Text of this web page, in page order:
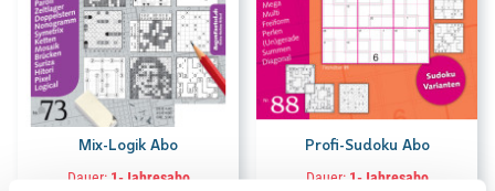
Mix-Logik Abo
Dauer:1-Jahresabo
Profi-Sudoku Abo
Dauer:1-Jahresabo